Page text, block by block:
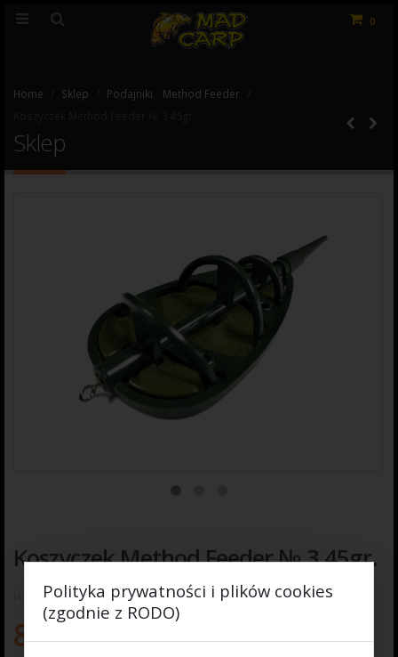
0
Home Sklep Podajniki
Method Feeder
Sklep
Koszyczek Method Feeder № 3 45gr.
Na razie nie ma opinii o produkcie.
8.00zł
Polityka prywatności i plików cookies
(zgodnie z RODO)